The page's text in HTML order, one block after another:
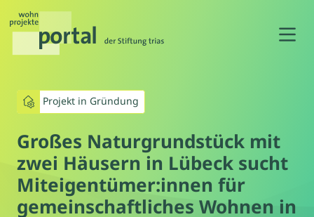
Projekt in Gründung
Großes Naturgrundstück mit
zwei Häusern in Lübeck sucht
Miteigentümer:innen für
gemeinschaftliches Wohnen in